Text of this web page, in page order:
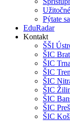
Pýtate sa
EduRadar
Kontakt
ŠŠI
ŠIC
ŠIC
ŠIC
ŠIC
ŠIC
ŠIC
ŠIC
ŠIC